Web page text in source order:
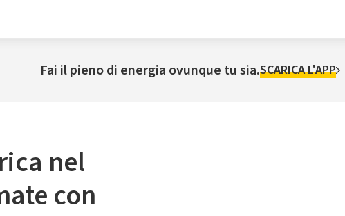
Fai il pieno di energia ovunque tu sia.SCARICA L'APP
nel
con